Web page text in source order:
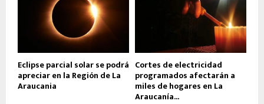
Eclipse parcial solar se podrá
apreciar en la Región de La
Araucania
Cortes de electricidad
programados afectarán a
miles de hogares en La
Araucanía...